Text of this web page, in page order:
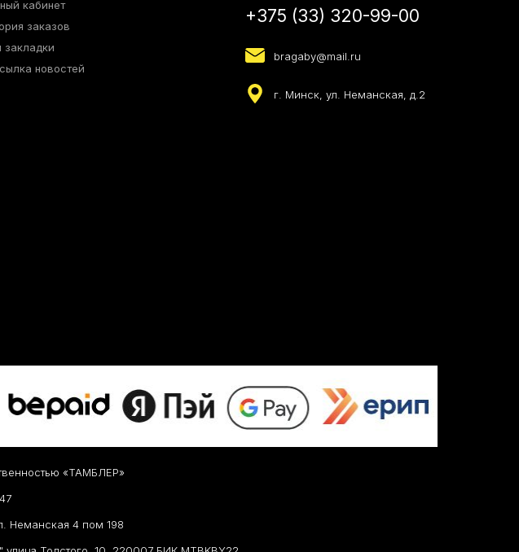
кабинет
заказов
новостей
+375 (33) 320-99-00
bragaby@mail.ru
г. Минск, ул. Неманская, д.2
«ТАМБЛЕР»
Неманская 4 пом 198